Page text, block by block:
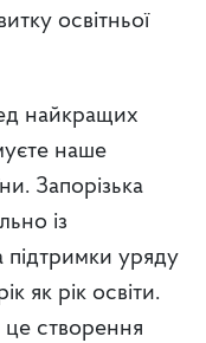
освітньої
найкращих
наше
Запорізька
із
уряду
як рік освіти.
це створення